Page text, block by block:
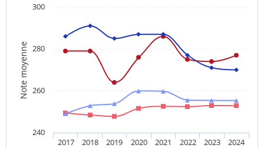
Note moyenne
2017 2018 2019 2020 2021 2022 2023 2024
240
260
280
300